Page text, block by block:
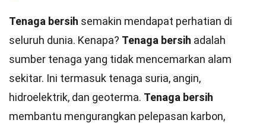
Tenaga bersih semakin mendapat perhatian di
seluruh dunia. Kenapa? Tenaga bersih adalah
sumber tenaga yang tidak mencemarkan alam
sekitar. Ini termasuk tenaga suria, angin,
hidroelektrik, dan geoterma. Tenaga bersih
membantu mengurangkan pelepasan karbon,